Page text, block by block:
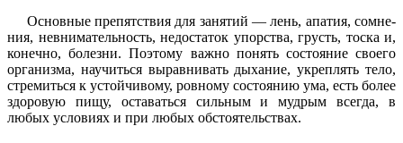
Основные препятствия для занятий — лень, апатия, сомне­
ния, невнимательность, недо­статок упорства, грусть, тоска и,
конечно, болезни. Поэтому важно понять состояние свое­го
организма, научиться вы­равнивать дыхание, укреплять тело,
стремиться к устойчиво­му, ровному состоянию ума, есть более
здоровую пищу, ос­таваться сильным и мудрым всегда, в
любых условиях и при любых обстоятельствах.